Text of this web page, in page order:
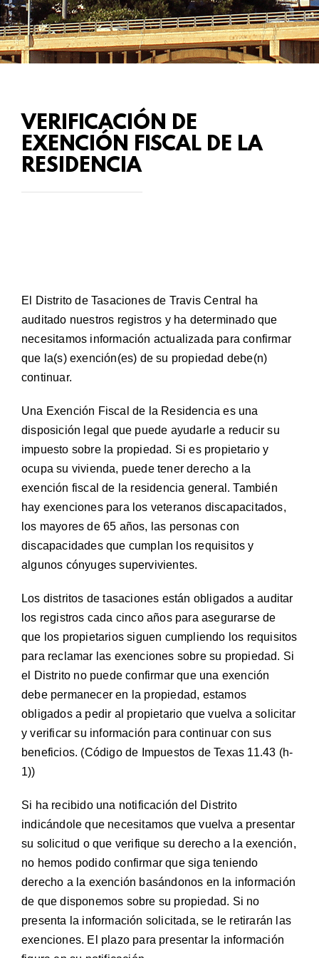
VERIFICACIÓN DE
EXENCIÓN FISCAL DE LA
RESIDENCIA
El Distrito de Tasaciones de Travis Central ha
auditado nuestros registros y ha determinado que
necesitamos información actualizada para confirmar
que la(s) exención(es) de su propiedad debe(n)
continuar.
Una Exención Fiscal de la Residencia es una
disposición legal que puede ayudarle a reducir su
impuesto sobre la propiedad. Si es propietario y
ocupa su vivienda, puede tener derecho a la
exención fiscal de la residencia general. También
hay exenciones para los veteranos discapacitados,
los mayores de 65 años, las personas con
discapacidades que cumplan los requisitos y
algunos cónyuges supervivientes.
Los distritos de tasaciones están obligados a auditar
los registros cada cinco años para asegurarse de
que los propietarios siguen cumpliendo los requisitos
para reclamar las exenciones sobre su propiedad. Si
el Distrito no puede confirmar que una exención
debe permanecer en la propiedad, estamos
obligados a pedir al propietario que vuelva a solicitar
y verificar su información para continuar con sus
beneficios. (Código de Impuestos de Texas 11.43 (h-
1))
Si ha recibido una notificación del Distrito
indicándole que necesitamos que vuelva a presentar
su solicitud o que verifique su derecho a la exención,
no hemos podido confirmar que siga teniendo
derecho a la exención basándonos en la información
de que disponemos sobre su propiedad. Si no
presenta la información solicitada, se le retirarán las
exenciones. El plazo para presentar la información